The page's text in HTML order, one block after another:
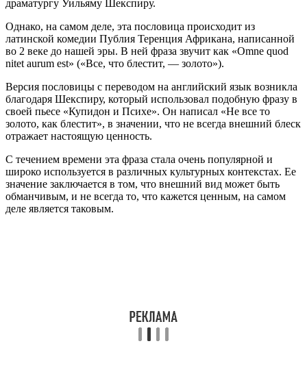
драматургу Уильяму Шекспиру.
Однако, на самом деле, эта пословица происходит из
латинской комедии Публия Теренция Африкана, написанной
во 2 веке до нашей эры. В ней фраза звучит как «Omne quod
nitet aurum est» («Все, что блестит, — золото»).
Версия пословицы с переводом на английский язык возникла
благодаря Шекспиру, который использовал подобную фразу в
своей пьесе «Купидон и Психе». Он написал «Не все то
золото, как блестит», в значении, что не всегда внешний блеск
отражает настоящую ценность.
С течением времени эта фраза стала очень популярной и
широко используется в различных культурных контекстах. Ее
значение заключается в том, что внешний вид может быть
обманчивым, и не всегда то, что кажется ценным, на самом
деле является таковым.